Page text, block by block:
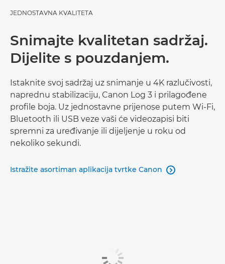
JEDNOSTAVNA KVALITETA
Snimajte kvalitetan sadržaj.
Dijelite s pouzdanjem.
Istaknite svoj sadržaj uz snimanje u 4K razlučivosti,
naprednu stabilizaciju, Canon Log 3 i prilagođene
profile boja. Uz jednostavne prijenose putem Wi-Fi,
Bluetooth ili USB veze vaši će videozapisi biti
spremni za uređivanje ili dijeljenje u roku od
nekoliko sekundi.
Istražite asortiman aplikacija tvrtke Canon 